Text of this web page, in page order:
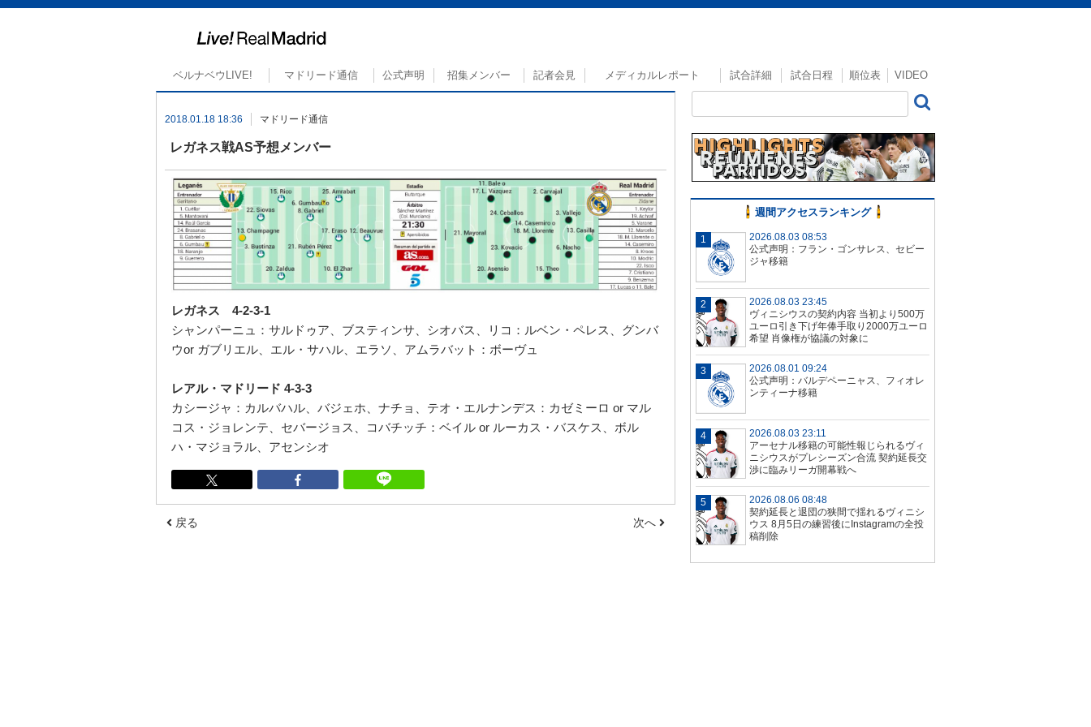
ベルナベウLIVE! マドリード通信 公式声明 招集メンバー 記者会見 メディカルレポート 試合詳細 試合日程 順位表 VIDEO
2018.01.18 18:36 マドリード通信
レガネス戦AS予想メンバー
レガネス 4-2-3-1
シャンパーニュ：サルドゥア、ブスティンサ、シオバス、リコ：ルベン・ペレス、グンバ
ウor ガブリエル、エル・サハル、エラソ、アムラバット：ボーヴュ
レアル・マドリード 4-3-3
カシージャ：カルバハル、バジェホ、ナチョ、テオ・エルナンデス：カゼミーロ or マル
コス・ジョレンテ、セバージョス、コバチッチ：ベイル or ルーカス・バスケス、ボル
ハ・マジョラル、アセンシオ
戻る 次へ
週間アクセスランキング
2026.08.03 08:53
公式声明：フラン・ゴンサレス、セビー
ジャ移籍
2026.08.03 23:45
ヴィニシウスの契約内容 当初より500万
ユーロ引き下げ年俸手取り2000万ユーロ
希望 肖像権が協議の対象に
2026.08.01 09:24
公式声明：バルデペーニャス、フィオレ
ンティーナ移籍
2026.08.03 23:11
アーセナル移籍の可能性報じられるヴィ
ニシウスがプレシーズン合流 契約延長交
渉に臨みリーガ開幕戦へ
2026.08.06 08:48
契約延長と退団の狭間で揺れるヴィニシ
ウス 8月5日の練習後にInstagramの全投
稿削除